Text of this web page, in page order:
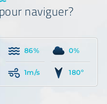
naviguer?
86%
1m/s
0%
180º